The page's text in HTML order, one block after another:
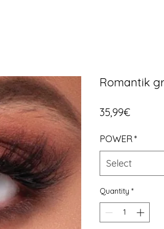
Romantik
35,99€Price
POWER*
Select
Quantity *